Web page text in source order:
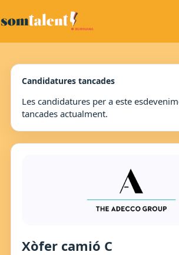
Candidatures tancades
Les candidatures per a este
tancades actualment.
Xòfer camió C